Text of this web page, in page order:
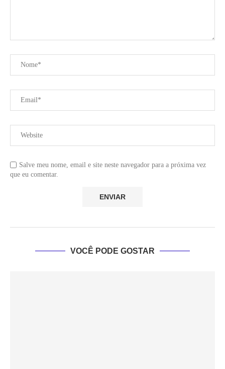
Salve meu nome, email e site neste navegador para a próxima vez
que eu comentar.
VOCÊ PODE GOSTAR